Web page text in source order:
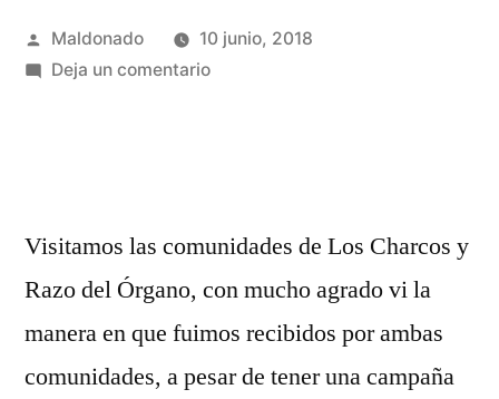
Publicado
por
Maldonado
10 junio, 2018
Deja un comentarioen
FRENTE
BUENAVISTA
Visitamos las comunidades de Los Charcos y
Razo del Órgano, con mucho agrado vi la
manera en que fuimos recibidos por ambas
comunidades, a pesar de tener una campaña